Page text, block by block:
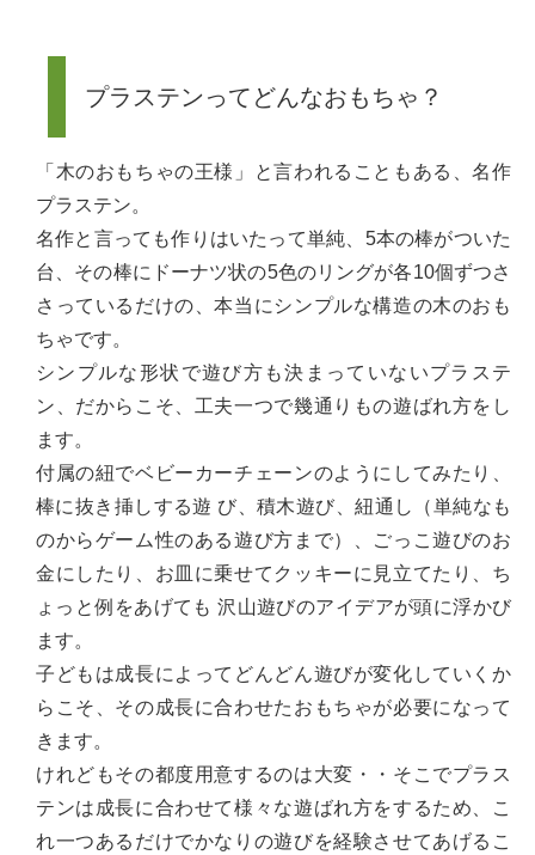
プラステンってどんなおもちゃ？
「木のおもちゃの王様」と言われることもある、名作
プラステン。
名作と言っても作りはいたって単純、5本の棒がついた
台、その棒にドーナツ状の5色のリングが各10個ずつさ
さっているだけの、本当にシンプルな構造の木のおも
ちゃです。
シンプルな形状で遊び方も決まっていないプラステ
ン、だからこそ、工夫一つで幾通りもの遊ばれ方をし
ます。
付属の紐でベビーカーチェーンのようにしてみたり、
棒に抜き挿しする遊 び、積木遊び、紐通し（単純なも
のからゲーム性のある遊び方まで）、ごっこ遊びのお
金にしたり、お皿に乗せてクッキーに見立てたり、ち
ょっと例をあげても 沢山遊びのアイデアが頭に浮かび
ます。
子どもは成長によってどんどん遊びが変化していくか
らこそ、その成長に合わせたおもちゃが必要になって
きます。
けれどもその都度用意するのは大変・・そこでプラス
テンは成長に合わせて様々な遊ばれ方をするため、こ
れ一つあるだけでかなりの遊びを経験させてあげるこ